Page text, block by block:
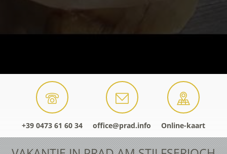
+39 0473 61 60 34 office@prad.info Online-kaart